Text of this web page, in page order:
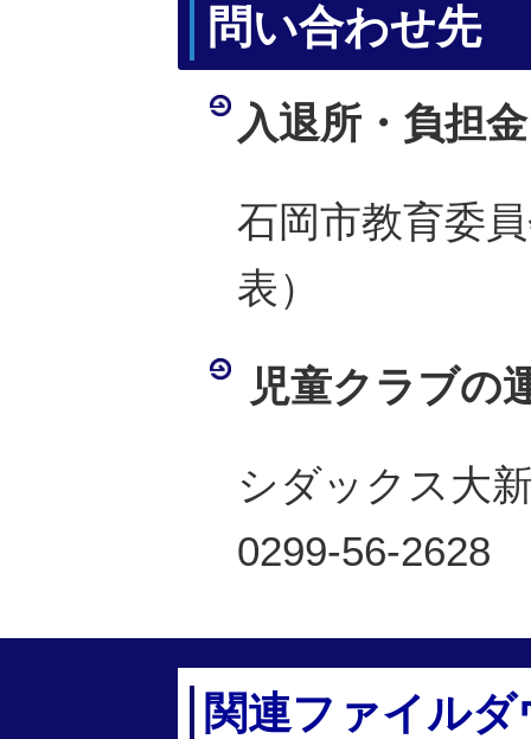
問い合わせ先
入退所・負担
石岡市教育委
表）
児童クラブの
シダックス大
0299-56-2628
関連ファイル